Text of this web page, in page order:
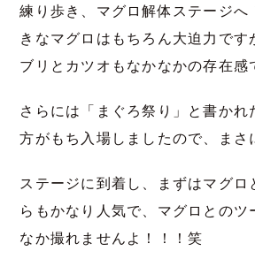
練り歩き、マグロ解体ステージへ
きなマグロはもちろん大迫力です
ブリとカツオもなかなかの存在感
さらには「まぐろ祭り」と書かれ
方がもち入場しましたので、まさ
ステージに到着し、まずはマグロ
らもかなり人気で、マグロとのツ
なか撮れませんよ！！！笑